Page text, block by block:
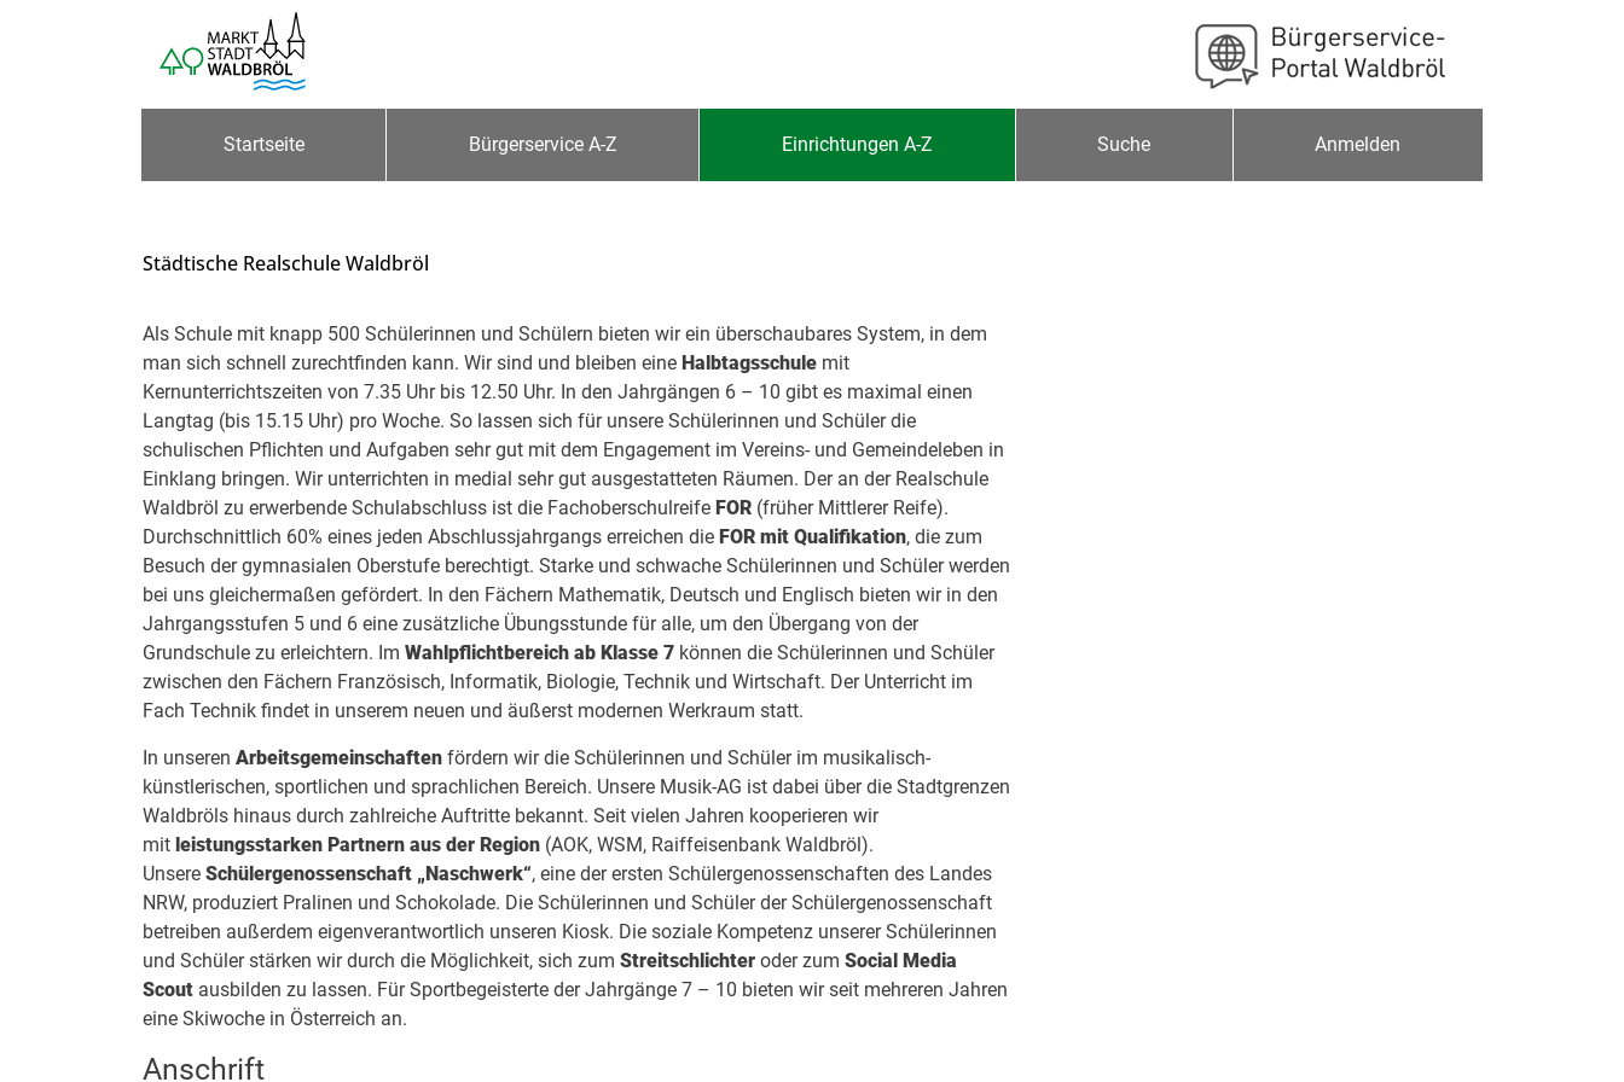
Startseite Bürgerservice A-Z Einrichtungen A-Z Suche Anmelden
Städtische Realschule Waldbröl
Beschreibung
Als Schule mit knapp 500 Schülerinnen und Schülern bieten wir ein überschaubares System, in dem
man sich schnell zurechtfinden kann. Wir sind und bleiben eine Halbtagsschule mit
Kernunterrichtszeiten von 7.35 Uhr bis 12.50 Uhr. In den Jahrgängen 6 – 10 gibt es maximal einen
Langtag (bis 15.15 Uhr) pro Woche. So lassen sich für unsere Schülerinnen und Schüler die
schulischen Pflichten und Aufgaben sehr gut mit dem Engagement im Vereins- und Gemeindeleben in
Einklang bringen. Wir unterrichten in medial sehr gut ausgestatteten Räumen. Der an der Realschule
Waldbröl zu erwerbende Schulabschluss ist die Fachoberschulreife FOR (früher Mittlerer Reife).
Durchschnittlich 60% eines jeden Abschlussjahrgangs erreichen die FOR mit Qualifikation, die zum
Besuch der gymnasialen Oberstufe berechtigt. Starke und schwache Schülerinnen und Schüler werden
bei uns gleichermaßen gefördert. In den Fächern Mathematik, Deutsch und Englisch bieten wir in den
Jahrgangsstufen 5 und 6 eine zusätzliche Übungsstunde für alle, um den Übergang von der
Grundschule zu erleichtern. Im Wahlpflichtbereich ab Klasse 7 können die Schülerinnen und Schüler
zwischen den Fächern Französisch, Informatik, Biologie, Technik und Wirtschaft. Der Unterricht im
Fach Technik findet in unserem neuen und äußerst modernen Werkraum statt.
In unseren Arbeitsgemeinschaften fördern wir die Schülerinnen und Schüler im musikalisch-
künstlerischen, sportlichen und sprachlichen Bereich. Unsere Musik-AG ist dabei über die Stadtgrenzen
Waldbröls hinaus durch zahlreiche Auftritte bekannt. Seit vielen Jahren kooperieren wir
mit leistungsstarken Partnern aus der Region (AOK, WSM, Raiffeisenbank Waldbröl).
Unsere Schülergenossenschaft „Naschwerk“, eine der ersten Schülergenossenschaften des Landes
NRW, produziert Pralinen und Schokolade. Die Schülerinnen und Schüler der Schülergenossenschaft
betreiben außerdem eigenverantwortlich unseren Kiosk. Die soziale Kompetenz unserer Schülerinnen
und Schüler stärken wir durch die Möglichkeit, sich zum Streitschlichter oder zum Social Media
Scout ausbilden zu lassen. Für Sportbegeisterte der Jahrgänge 7 – 10 bieten wir seit mehreren Jahren
eine Skiwoche in Österreich an.
Anschrift